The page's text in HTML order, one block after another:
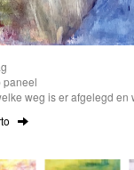
paneel
weg is er afgelegd